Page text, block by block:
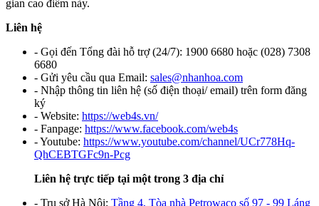
gian cao điểm này.
Liên hệ
- Gọi đến Tổng đài hỗ trợ (24/7): 1900 6680 hoặc (028) 7308
6680
- Gửi yêu cầu qua Email: sales@nhanhoa.com
- Nhập thông tin liên hệ (số điện thoại/ email) trên form đăng
ký
- Website: https://web4s.vn/
- Fanpage: https://www.facebook.com/web4s
- Youtube: https://www.youtube.com/channel/UCr778Hq-
QhCEBTGFc9n-Pcg
Liên hệ trực tiếp tại một trong 3 địa chỉ
- Trụ sở Hà Nội: Tầng 4, Tòa nhà Petrowaco số 97 - 99 Láng